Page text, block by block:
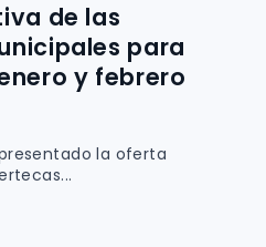
de las
para
y febrero
la oferta